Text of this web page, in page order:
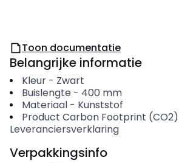
Toon documentatie
Belangrijke informatie
Kleur- Zwart
Buislengte - 400 mm
Materiaal- Kunststof
Product Carbon Footprint (CO2)
Leveranciersverklaring
Verpakkingsinfo